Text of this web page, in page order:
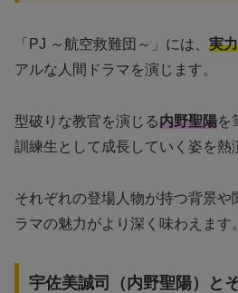
「PJ ～航空救難団～」には、 実
アルな人間ドラマを演じます。
型破りな教官を演じる内野聖陽を
訓練生として成長していく姿を熱
それぞれの登場人物が持つ背景や
ラマの魅力がより深く味わえます。
宇佐美誠司（内野聖陽）と